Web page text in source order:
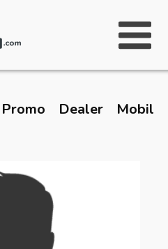
Dealer Mobil